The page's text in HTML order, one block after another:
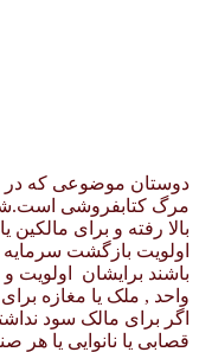
دوستان موضوعی که در
مرگ کتابفروشی
بالا رفته و برای
اولویت بازگشت
باشند برایشان
واحد , ملک یا مغازه
اگر برای مالک سود
قصابی یا نانوایی یا هر